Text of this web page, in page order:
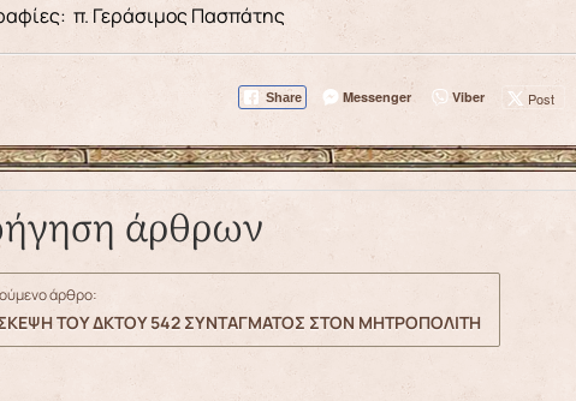
π. Γεράσιμος Πασπάτης
Share Messenger Viber Post
άρθρων
άρθρο:
ΤΟΥ ΔΚΤΟΥ 542 ΣΥΝΤΑΓΜΑΤΟΣ ΣΤΟΝ ΜΗΤΡΟΠΟΛΙΤΗ